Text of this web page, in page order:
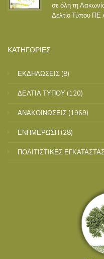
σε όλη τη
Δελτίο Τύπου ΠΕ
ΚΑΤΗΓΟΡΙΕΣ
ΕΚΔΗΛΩΣΕΙΣ (8)
ΔΕΛΤΙΑ ΤΥΠΟΥ (120)
ΑΝΑΚΟΙΝΩΣΕΙΣ (1969)
ΕΝΗΜΕΡΩΣΗ (28)
ΠΟΛΙΤΙΣΤΙΚΕΣ